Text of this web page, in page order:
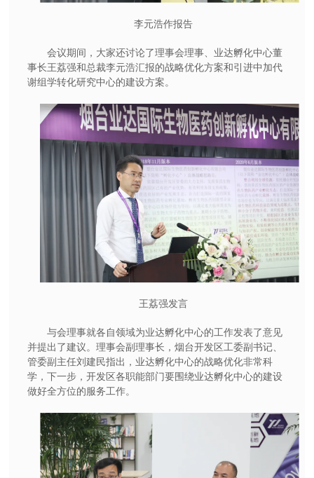
李元浩作报告
会议期间，大家还讨论了理事会理事、业达孵化中心董
事长王荔强和总裁李元浩汇报的战略优化方案和引进中加代
谢组学转化研究中心的建设方案。
王荔强发言
与会理事就各自领域为业达孵化中心的工作发表了意见
并提出了建议。理事会副理事长，烟台开发区工委副书记、
管委副主任刘建民指出，业达孵化中心的战略优化非常科
学，下一步，开发区各职能部门要围绕业达孵化中心的建设
做好全方位的服务工作。